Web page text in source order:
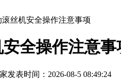
丝机安全操作注意事项
全操作注意事
发表时间：2026-08-5 08:49:24